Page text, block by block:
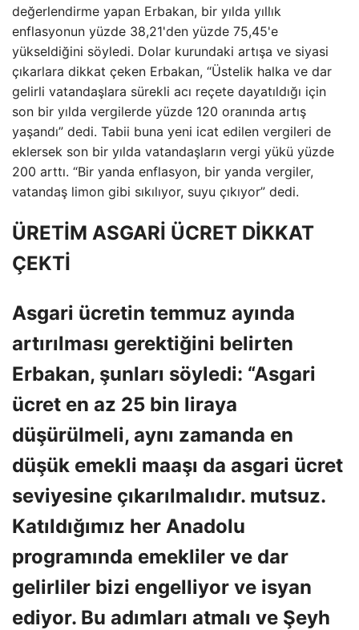
değerlendirme yapan Erbakan, bir yılda yıllık
enflasyonun yüzde 38,21'den yüzde 75,45'e
yükseldiğini söyledi. Dolar kurundaki artışa ve siyasi
çıkarlara dikkat çeken Erbakan, “Üstelik halka ve dar
gelirli vatandaşlara sürekli acı reçete dayatıldığı için
son bir yılda vergilerde yüzde 120 oranında artış
yaşandı” dedi. Tabii buna yeni icat edilen vergileri de
eklersek son bir yılda vatandaşların vergi yükü yüzde
200 arttı. “Bir yanda enflasyon, bir yanda vergiler,
vatandaş limon gibi sıkılıyor, suyu çıkıyor” dedi.
ÜRETİM ASGARİ ÜCRET DİKKAT
ÇEKTİ
Asgari ücretin temmuz ayında
artırılması gerektiğini belirten
Erbakan, şunları söyledi: “Asgari
ücret en az 25 bin liraya
düşürülmeli, aynı zamanda en
düşük emekli maaşı da asgari ücret
seviyesine çıkarılmalıdır. mutsuz.
Katıldığımız her Anadolu
programında emekliler ve dar
gelirliler bizi engelliyor ve isyan
ediyor. Bu adımları atmalı ve Şeyh